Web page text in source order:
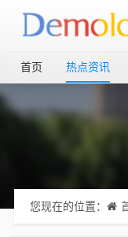
首页 热点资讯
您现在的位置：